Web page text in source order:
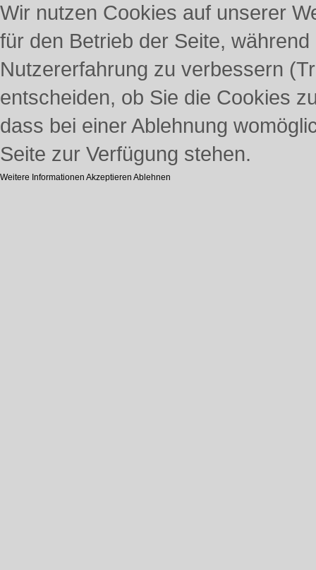
Wir nutzen Cookies auf unserer
für den Betrieb der Seite,
Nutzererfahrung zu verbessern
entscheiden, ob Sie die Cookies
dass bei einer Ablehnung
Seite zur Verfügung stehen.
Weitere Informationen Akzeptieren Ablehnen